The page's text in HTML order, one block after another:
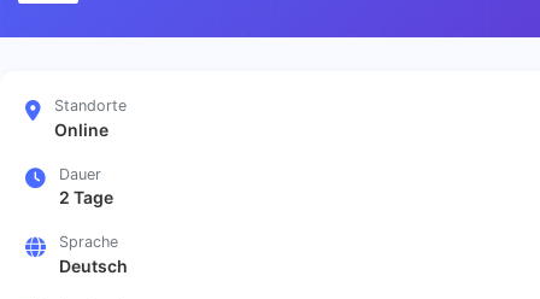
Standorte
Online
Dauer
2 Tage
Sprache
Deutsch